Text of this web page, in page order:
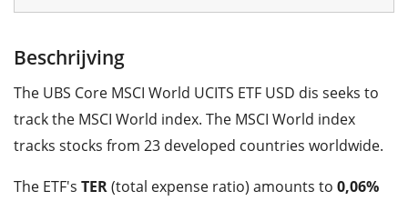
Beschrijving
The UBS Core MSCI World UCITS ETF USD dis seeks to
track the MSCI World index. The MSCI World index
tracks stocks from 23 developed countries worldwide.
The ETF's TER(total expense ratio) amounts to 0,06%